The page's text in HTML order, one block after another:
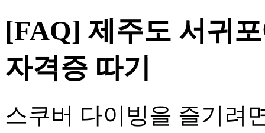
[FAQ] 제주도 서귀
자격증 따기
스쿠버 다이빙을 즐기려